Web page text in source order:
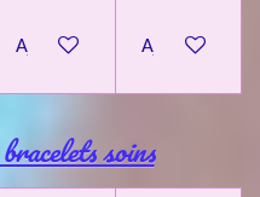
Ajouter au panierAjouter au
soins